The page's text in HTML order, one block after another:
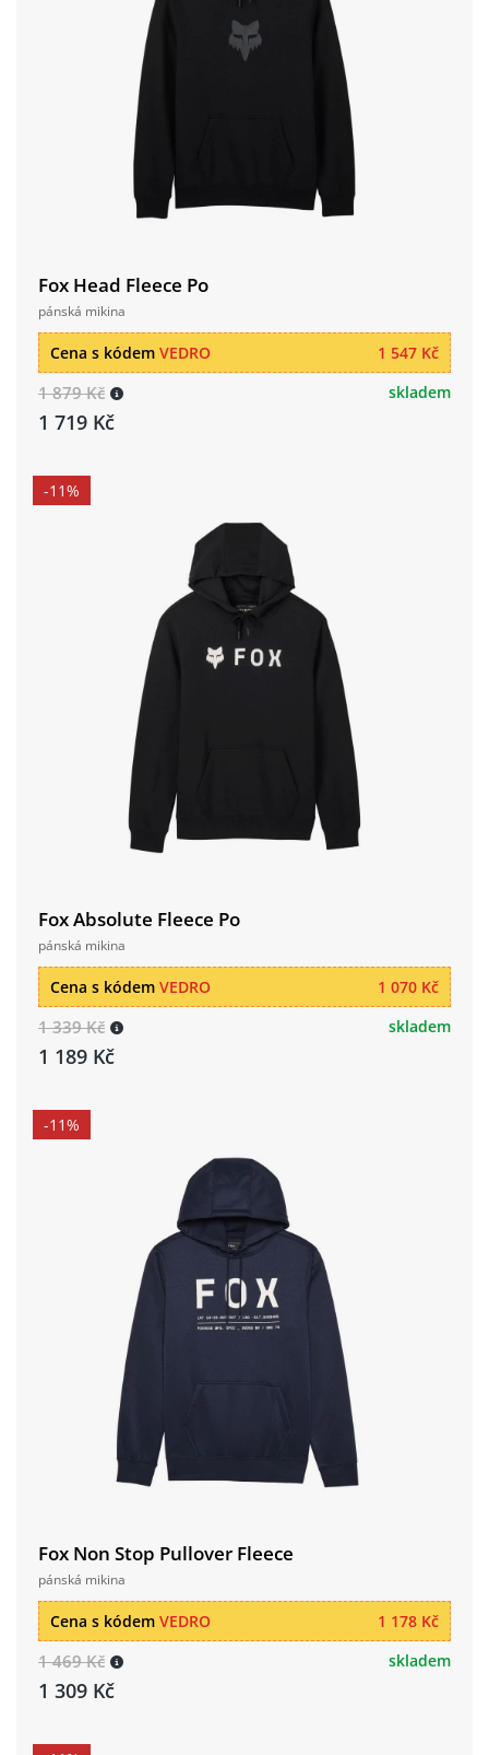
Fox Head Fleece Po
pánská mikina
1 547 Kč
Cena s kódem VEDRO
1 879 Kč
1 719 Kč
skladem
-11%
Fox Absolute Fleece Po
pánská mikina
1 070 Kč
Cena s kódem VEDRO
1 339 Kč
1 189 Kč
skladem
-11%
Fox Non Stop Pullover Fleece
pánská mikina
1 178 Kč
Cena s kódem VEDRO
1 469 Kč
1 309 Kč
skladem